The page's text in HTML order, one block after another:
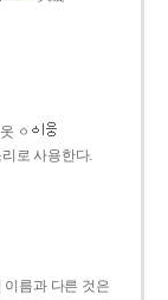
ㆁ
로 사용한다.
이름과 다른 것은